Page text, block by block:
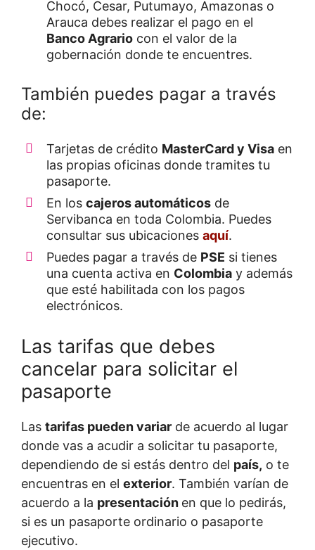
Chocó, Cesar, Putumayo, Amazonas o
Arauca debes realizar el pago en el
Banco Agrario con el valor de la
gobernación donde te encuentres.
También puedes pagar a través
de:
Tarjetas de crédito MasterCard y Visa en
las propias oficinas donde tramites tu
pasaporte.
En los cajeros automáticos de
Servibanca en toda Colombia. Puedes
consultar sus ubicaciones aquí.
Puedes pagar a través de PSE si tienes
una cuenta activa en Colombia y además
que esté habilitada con los pagos
electrónicos.
Las tarifas que debes
cancelar para solicitar el
pasaporte
Las tarifas pueden variar de acuerdo al lugar
donde vas a acudir a solicitar tu pasaporte,
dependiendo de si estás dentro del país, o te
encuentras en el exterior. También varían de
acuerdo a la presentación en que lo pedirás,
si es un pasaporte ordinario o pasaporte
ejecutivo.